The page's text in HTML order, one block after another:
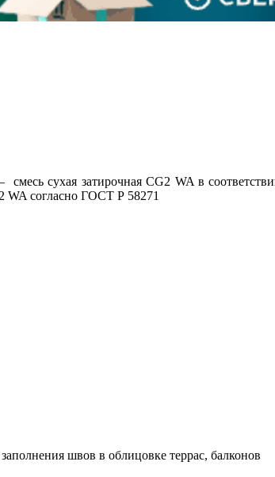
сухая затирочная CG2 WA в
WA согласно ГОСТ Р 58271
швов в облицовке террас, балконов